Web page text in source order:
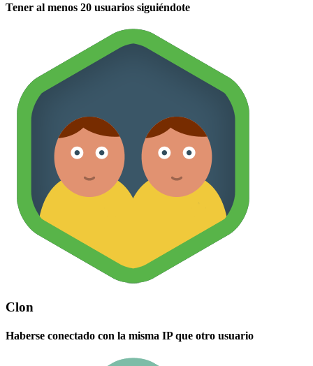
Tener al menos 20 usuarios siguiéndote
Clon
Haberse conectado con la misma IP que otro usuario